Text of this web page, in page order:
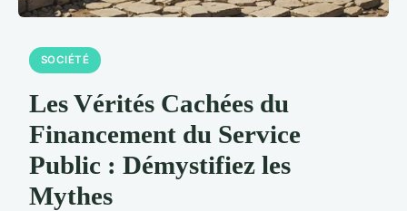
SOCIÉTÉ
Les Vérités Cachées du
Financement du Service
Public : Démystifiez les
Mythes